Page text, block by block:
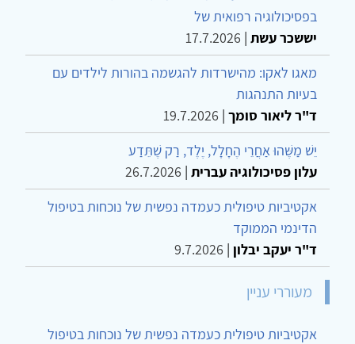
בפסיכולוגיה רפואית של
יששכר עשת |
17.7.2026
מאגו לאקו: מהישרדות להגשמה בהורות לילדים עם
בעיות התנהגות
ד"ר ליאור סומך |
19.7.2026
יֵשׁ מַשֶּׁהוּ אַחֲרֵי הֶחָלָל, יֶלֶד, רַק שֶׁתֵּדַע
עלון פסיכולוגיה עברית |
26.7.2026
אקטיביות טיפולית כעמדה נפשית של נוכחות בטיפול
הדינמי הממוקד
ד"ר יעקב יבלון |
9.7.2026
מעוררי עניין
אקטיביות טיפולית כעמדה נפשית של נוכחות בטיפול